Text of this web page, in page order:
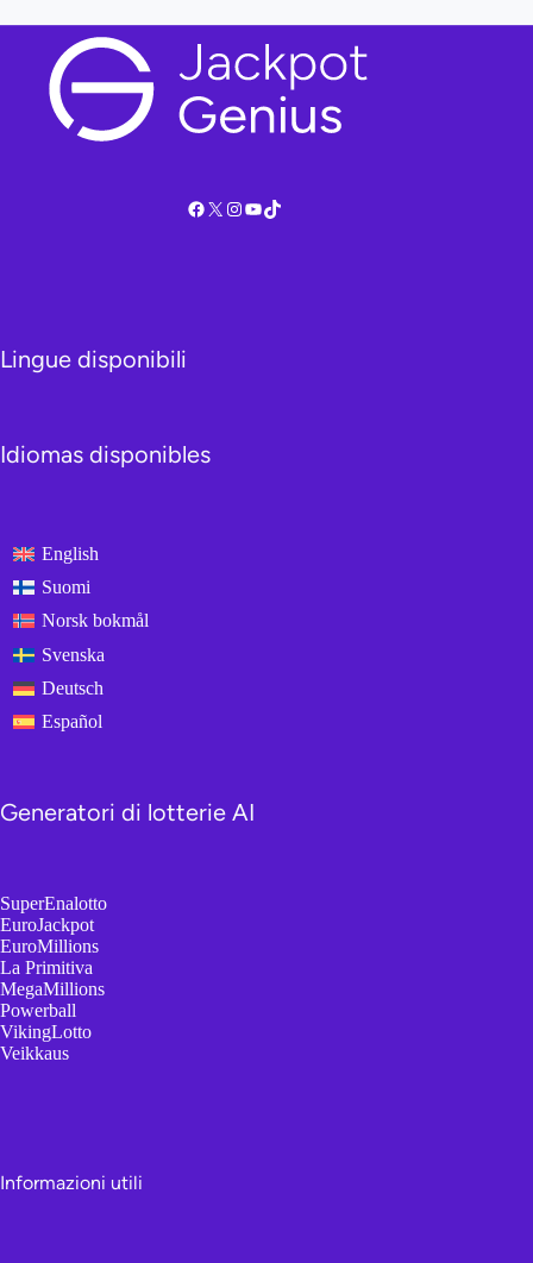
Facebook
X Instagram
YouTube
TikTok
Lingue disponibili
Idiomas disponibles
English
Suomi
Norsk bokmål
Svenska
Deutsch
Español
Generatori di lotterie AI
SuperEnalotto
EuroJackpot
EuroMillions
La Primitiva
MegaMillions
Powerball
VikingLotto
Veikkaus
Informazioni utili